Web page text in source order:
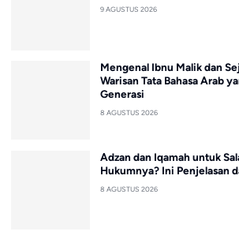
9 AGUSTUS 2026
Mengenal Ibnu Malik dan
Warisan Tata Bahasa Arab
Generasi
8 AGUSTUS 2026
Adzan dan Iqamah untuk
Hukumnya? Ini Penjelasan
8 AGUSTUS 2026